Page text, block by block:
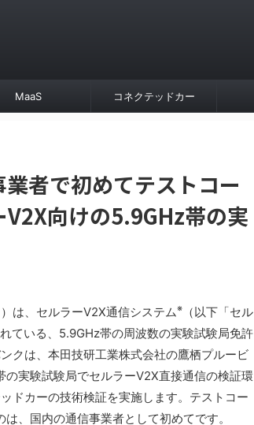
MaaS コネクテッドカー
者で初めてテストコー
向けの5.9GHz帯の実
は、セルラーV2X通信システム※
（以下「セル
ている、5.9GHz帯の周波数の実験試験局免許
クは、本田技研工業株式会社の鷹栖プルービ
実験試験局でセルラーV2X直接通信の検証環
ドカーの技術検証を実施します。テストコー
、国内の通信事業者として初めてです。